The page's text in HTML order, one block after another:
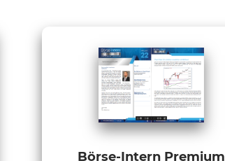
Börse-Intern Premium